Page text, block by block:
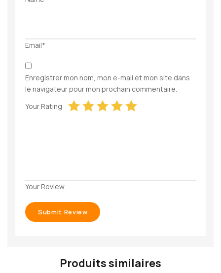
Email*
Enregistrer mon nom, mon e-mail et mon site dans
le navigateur pour mon prochain commentaire.
Your Rating
Your Review
Produits similaires